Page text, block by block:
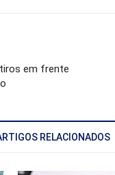
em frente
RELACIONADOS